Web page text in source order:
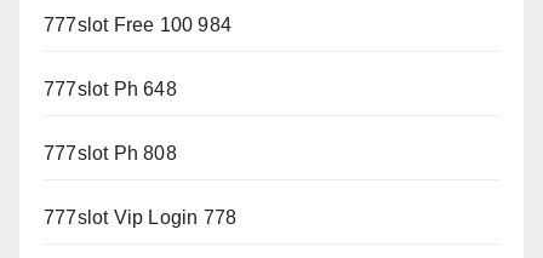
777slot Free 100 984
777slot Ph 648
777slot Ph 808
777slot Vip Login 778